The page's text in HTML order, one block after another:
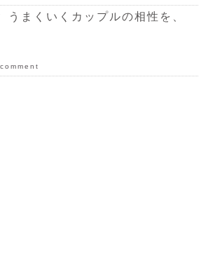
まくいくカップルの相性を、